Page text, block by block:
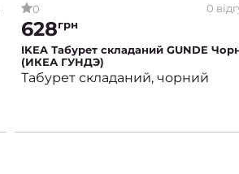
0 0
628грн
IKEA Табурет складаний GUNDE
(ИКЕА ГУНДЭ)
Табурет складаний, чорний